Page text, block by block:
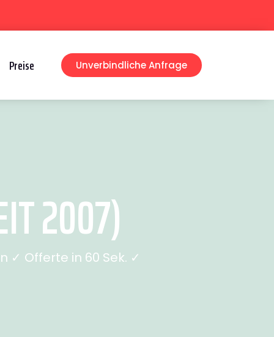
Preise Unverbindliche Anfrage
2007)
✓ Offerte in 60 Sek. ✓